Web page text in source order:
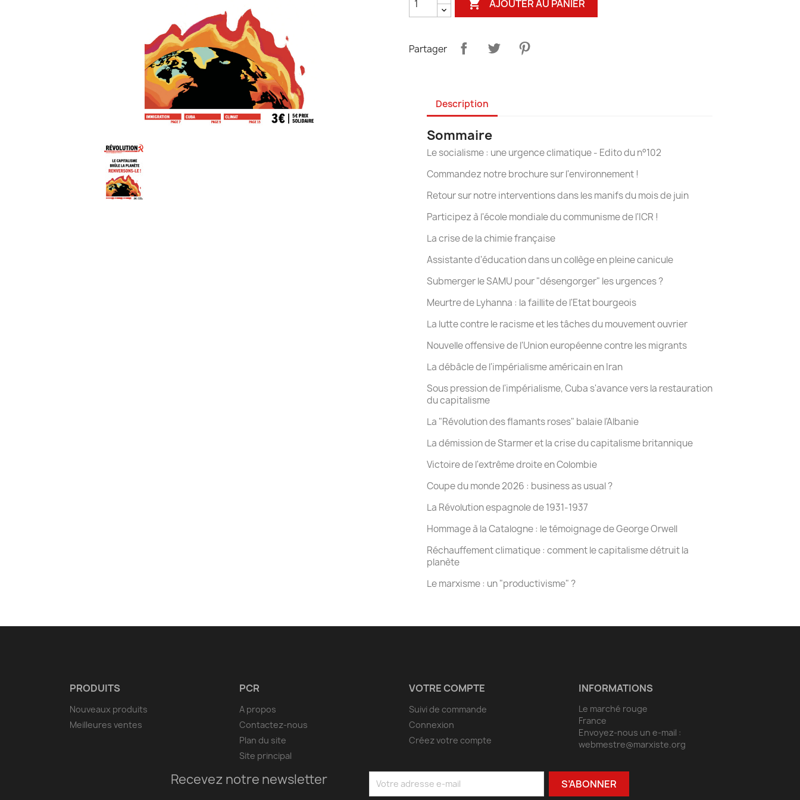
 AJOUTER AU PANIER
Partager
Description
Sommaire
Le socialisme : une urgence climatique - Edito du n°102
Commandez notre brochure sur l'environnement !
Retour sur notre interventions dans les manifs du mois de juin
Participez à l'école mondiale du communisme de l'ICR !
La crise de la chimie française
Assistante d'éducation dans un collège en pleine canicule
Submerger le SAMU pour "désengorger" les urgences ?
Meurtre de Lyhanna : la faillite de l'Etat bourgeois
La lutte contre le racisme et les tâches du mouvement ouvrier
Nouvelle offensive de l'Union européenne contre les migrants
La débâcle de l'impérialisme américain en Iran
Sous pression de l'impérialisme, Cuba s'avance vers la restauration
du capitalisme
La "Révolution des flamants roses" balaie l'Albanie
La démission de Starmer et la crise du capitalisme britannique
Victoire de l'extrême droite en Colombie
Coupe du monde 2026 : business as usual ?
La Révolution espagnole de 1931-1937
Hommage à la Catalogne : le témoignage de George Orwell
Réchauffement climatique : comment le capitalisme détruit la
planète
Le marxisme : un "productivisme" ?
PRODUITS
Nouveaux produits
Meilleures ventes
PCR
A propos
Contactez-nous
Plan du site
Site principal
VOTRE COMPTE
Suivi de commande
Connexion
Créez votre compte
INFORMATIONS
Le marché rouge
France
Envoyez-nous un e-mail :
webmestre@marxiste.org
Recevez notre newsletter